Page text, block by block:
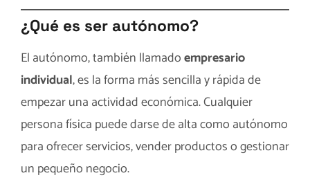
¿Qué es ser autónomo?
El autónomo, también llamadoempresario
individual, es la forma más sencilla y rápida de
empezar una actividad económica. Cualquier
persona física puede darse de alta como autónomo
para ofrecer servicios, vender productos o gestionar
un pequeño negocio.